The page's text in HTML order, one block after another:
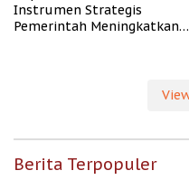
Instrumen Strategis
Pemerintah Meningkatkan
Berita Terpopuler